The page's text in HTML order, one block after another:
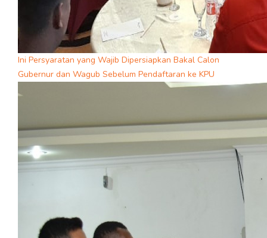
Ini Persyaratan yang Wajib Dipersiapkan Bakal Calon
Gubernur dan Wagub Sebelum Pendaftaran ke KPU